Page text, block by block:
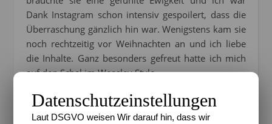
Dank Instagram schon intensiv gespoilert, dass die
Überraschung gänzlich hin war. Wenigstens kam sie
noch rechtzeitig vor Weihnachten an und ich liebe
die Inhalte. Ganz besonders gefreut hatte ich mich
auf den Schal im Weasley Style.
Datenschutzeinstellungen
Laut DSGVO weisen Wir darauf hin, dass wir